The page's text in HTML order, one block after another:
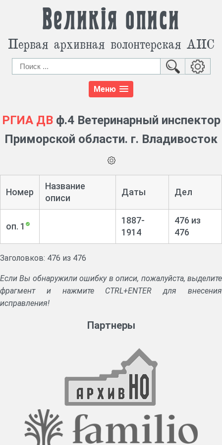
Великія описи
Первая архивная волонтерская АИС
Меню
РГИА ДВф.4 Ветеринарный инспектор
Приморской области. г. Владивосток
Номер
Название
описи
Даты Дел
оп. 1
1887-
1914
476 из
476
Заголовков: 476 из 476
Если Вы обнаружили ошибку в описи, пожалуйста, выделите
фрагмент и нажмите CTRL+ENTER для внесения
исправления!
Партнеры